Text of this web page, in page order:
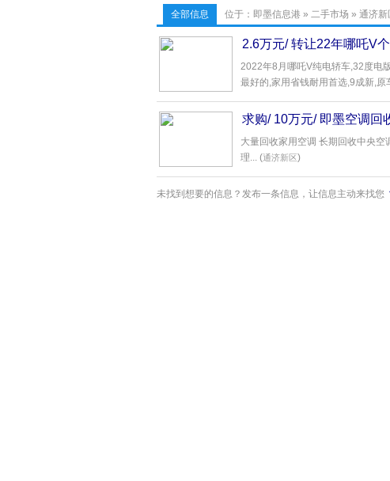
全部信息 位于： 即墨信息港 » 二手市场 » 通济新
2.6万元/ 转让22年哪吒V
2022年8月哪吒V纯电轿车,32度电
最好的,家用省钱耐用首选,9成新,
求购/ 10万元/ 即墨空调回
大量回收家用空调 长期回收中央
理... (通济新区)
未找到想要的信息？发布一条信息，让信息主动来找您